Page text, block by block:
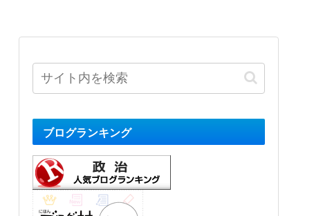
ブログランキング